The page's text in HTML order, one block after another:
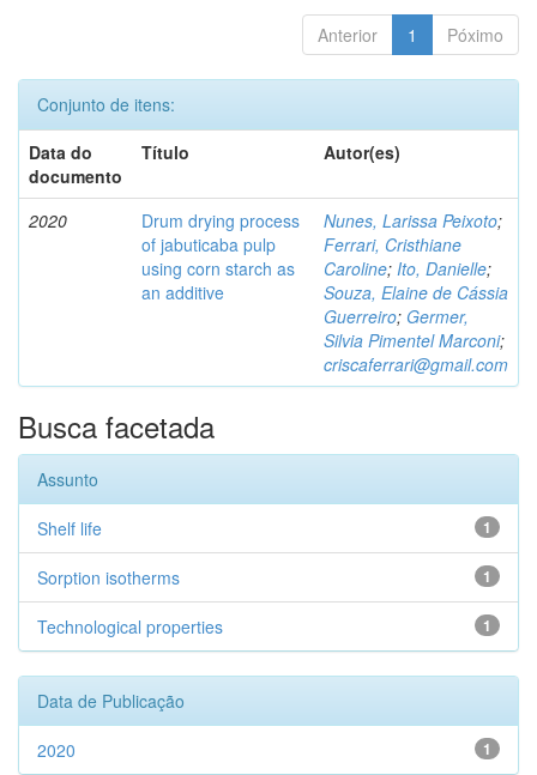
Anterior 1 Póximo
Conjunto de itens:
Data do
documento
Título Autor(es)
2020
Drum drying process
of jabuticaba pulp
using corn starch as
an additive
Nunes, Larissa Peixoto;
Ferrari, Cristhiane
Caroline; Ito, Danielle;
Souza, Elaine de Cássia
Guerreiro; Germer,
Silvia Pimentel Marconi;
criscaferrari@gmail.com
Busca facetada
Assunto
1
Shelf life
1
Sorption isotherms
1
Technological properties
Data de Publicação
1
2020